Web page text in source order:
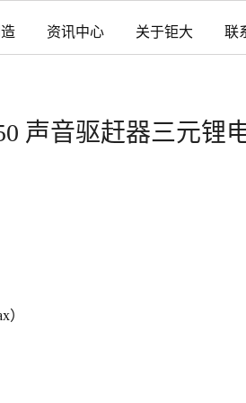
资讯中心 关于钜大 联
声音驱赶器三元锂
）